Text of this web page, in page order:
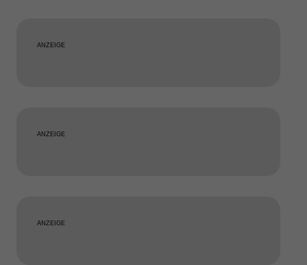
ANZEIGE
ANZEIGE
ANZEIGE